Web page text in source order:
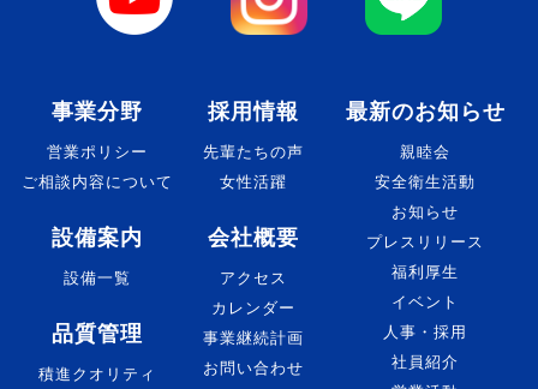
事業分野
営業ポリシー
ご相談内容について
設備案内
設備一覧
品質管理
積進クオリティ
採用情報
先輩たちの声
女性活躍
会社概要
アクセス
カレンダー
事業継続計画
お問い合わせ
最新のお知らせ
親睦会
安全衛生活動
お知らせ
プレスリリース
福利厚生
イベント
人事・採用
社員紹介